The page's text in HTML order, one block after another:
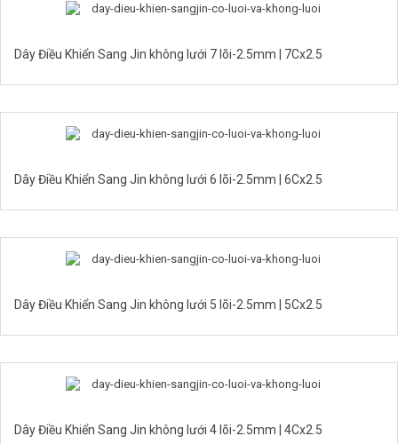
Dây Điều Khiển Sang Jin không lưới 7 lõi-2.5mm | 7Cx2.5
Dây Điều Khiển Sang Jin không lưới 6 lõi-2.5mm | 6Cx2.5
Dây Điều Khiển Sang Jin không lưới 5 lõi-2.5mm | 5Cx2.5
Dây Điều Khiển Sang Jin không lưới 4 lõi-2.5mm | 4Cx2.5